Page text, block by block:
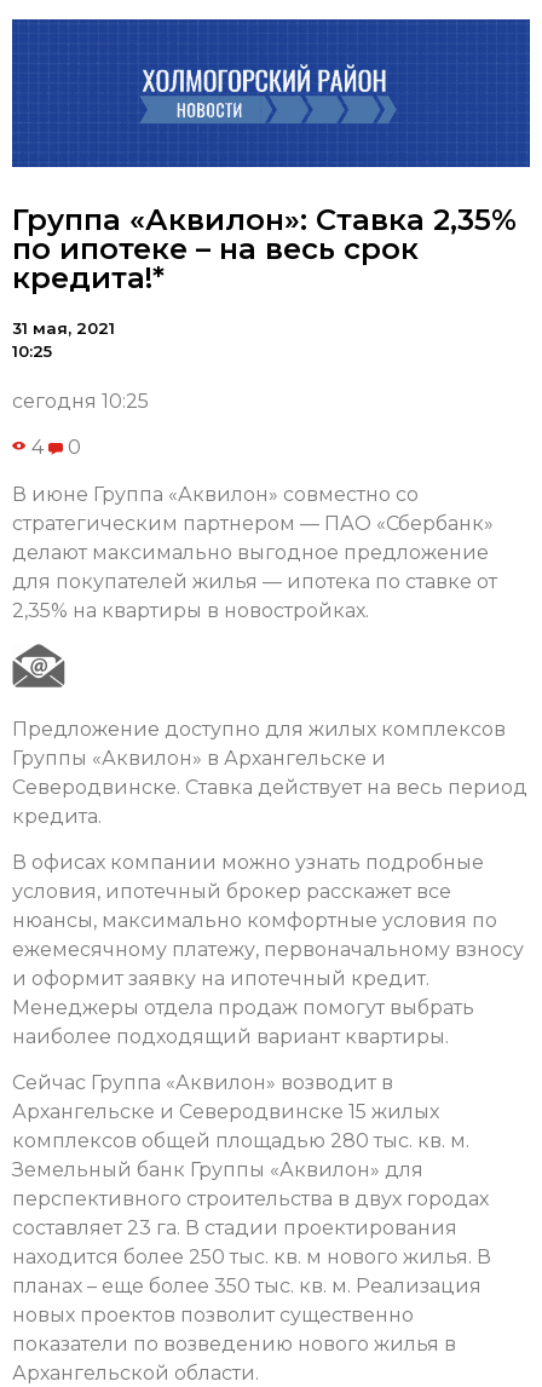
Группа «Аквилон»: Ставка 2,35%
по ипотеке – на весь срок
кредита!*
31 мая, 2021
10:25
сегодня 10:25
4 0
В июне Группа «Аквилон» совместно со
стратегическим партнером — ПАО «Сбербанк»
делают максимально выгодное предложение
для покупателей жилья — ипотека по ставке от
2,35% на квартиры в новостройках.
Предложение доступно для жилых комплексов
Группы «Аквилон» в Архангельске и
Северодвинске. Ставка действует на весь период
кредита.
В офисах компании можно узнать подробные
условия, ипотечный брокер расскажет все
нюансы, максимально комфортные условия по
ежемесячному платежу, первоначальному взносу
и оформит заявку на ипотечный кредит.
Менеджеры отдела продаж помогут выбрать
наиболее подходящий вариант квартиры.
Сейчас Группа «Аквилон» возводит в
Архангельске и Северодвинске 15 жилых
комплексов общей площадью 280 тыс. кв. м.
Земельный банк Группы «Аквилон» для
перспективного строительства в двух городах
составляет 23 га. В стадии проектирования
находится более 250 тыс. кв. м нового жилья. В
планах – еще более 350 тыс. кв. м. Реализация
новых проектов позволит существенно
показатели по возведению нового жилья в
Архангельской области.